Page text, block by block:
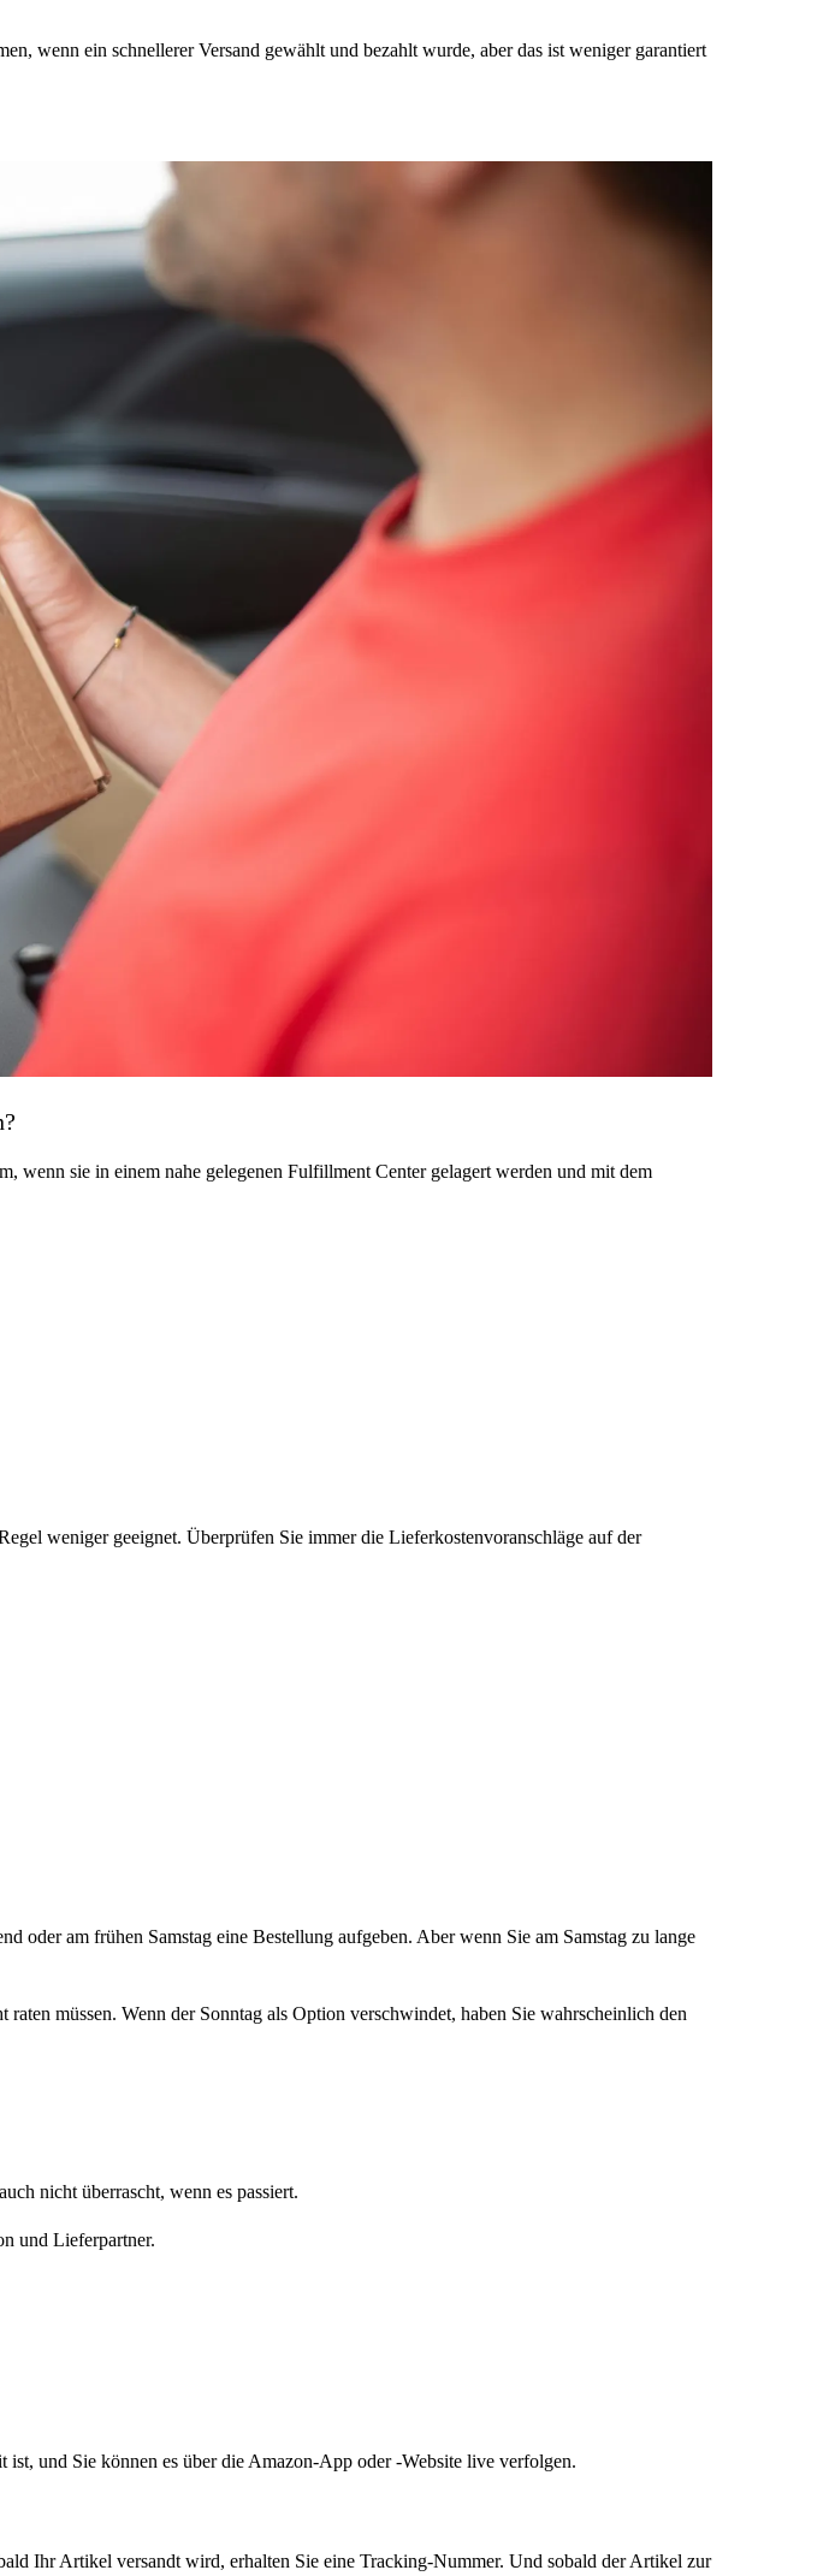
wenn ein schnellerer Versand gewählt und bezahlt wurde, aber das ist weniger garantiert
sie in einem nahe gelegenen Fulfillment Center gelagert werden und mit dem
weniger geeignet. Überprüfen Sie immer die Lieferkostenvoranschläge auf der
oder am frühen Samstag eine Bestellung aufgeben. Aber wenn Sie am Samstag zu lange
müssen. Wenn der Sonntag als Option verschwindet, haben Sie wahrscheinlich den
nicht überrascht, wenn es passiert.
und Lieferpartner.
und Sie können es über die Amazon-App oder -Website live verfolgen.
Ihr Artikel versandt wird, erhalten Sie eine Tracking-Nummer. Und sobald der Artikel zur